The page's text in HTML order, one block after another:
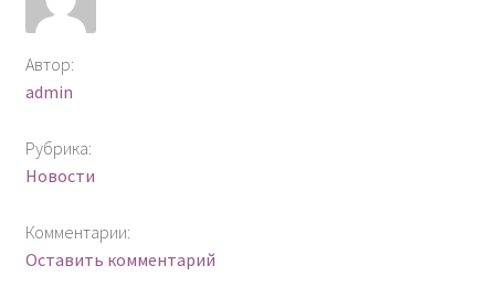
Автор:
admin
Рубрика:
Новости
Комментарии:
Оставить комментарий